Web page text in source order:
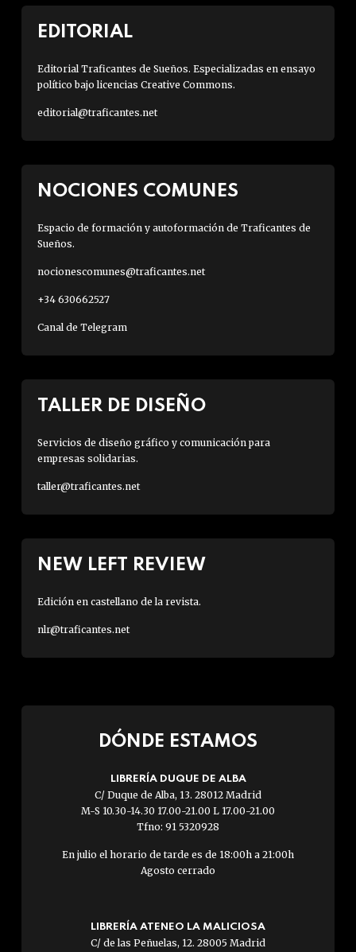
EDITORIAL
Editorial Traficantes de Sueños. Especializadas en ensayo
político bajo licencias Creative Commons.
editorial@traficantes.net
NOCIONES COMUNES
Espacio de formación y autoformación de Traficantes de
Sueños.
nocionescomunes@traficantes.net
+34 630662527
Canal de Telegram
TALLER DE DISEÑO
Servicios de diseño gráfico y comunicación para
empresas solidarias.
taller@traficantes.net
NEW LEFT REVIEW
Edición en castellano de la revista.
nlr@traficantes.net
DÓNDE ESTAMOS
LIBRERÍA DUQUE DE ALBA
C/ Duque de Alba, 13. 28012 Madrid
M-S 10.30-14.30 17.00-21.00 L 17.00-21.00
Tfno: 91 5320928
En julio el horario de tarde es de 18:00h a 21:00h
Agosto cerrado
LIBRERÍA ATENEO LA MALICIOSA
C/ de las Peñuelas, 12. 28005 Madrid